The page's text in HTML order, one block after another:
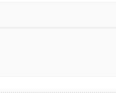
αλλαγής
«ΛΕΙΤΟΥΡΓΙΑ